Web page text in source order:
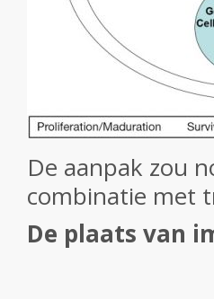
De aanpak zou
combinatie met
De plaats van